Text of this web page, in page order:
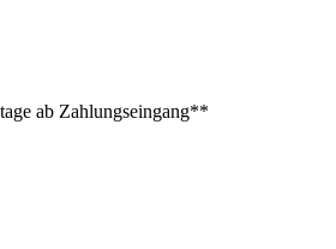
ab Zahlungseingang**